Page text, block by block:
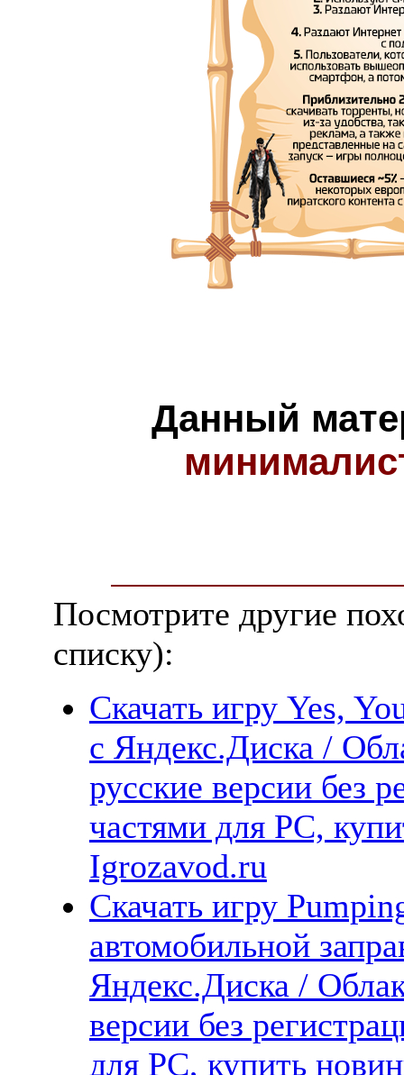
Данный
Посмотрите другие
списку):
Скачать игру Yes,
с Яндекс.Диска /
русские версии без
частями для PC,
Igrozavod.ru
Скачать игру
автомобильной
Яндекс.Диска /
версии без
для PC, купить